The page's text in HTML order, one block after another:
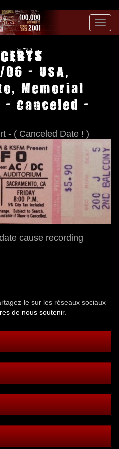
- USA,
Memorial
Canceled -
- ( Canceled Date ! )
cause recording
le sur les réseaux sociaux
de nous soutenir.